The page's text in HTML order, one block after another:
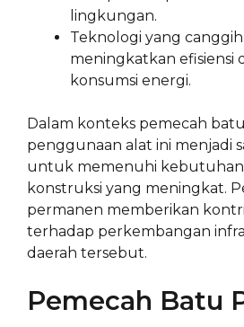
lingkungan.
Teknologi yang
meningkatkan efisiensi
konsumsi energi.
Dalam konteks pemecah
penggunaan alat ini menjadi
untuk memenuhi kebutuhan
konstruksi yang meningkat.
permanen memberikan
terhadap perkembangan
daerah tersebut.
Pemecah Batu